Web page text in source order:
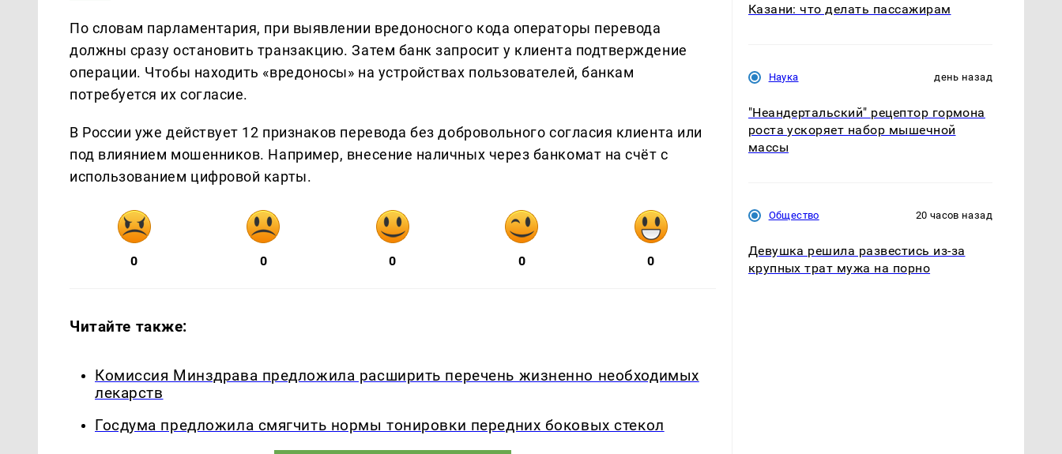
По словам парламентария, при выявлении вредоносного кода операторы перевода
должны сразу остановить транзакцию. Затем банк запросит у клиента подтверждение
операции. Чтобы находить «вредоносы» на устройствах пользователей, банкам
потребуется их согласие.
В России уже действует 12 признаков перевода без добровольного согласия клиента или
под влиянием мошенников. Например, внесение наличных через банкомат на счёт с
использованием цифровой карты.
0 0 0 0 0
Читайте также:
Комиссия Минздрава предложила расширить перечень жизненно необходимых
лекарств
Госдума предложила смягчить нормы тонировки передних боковых стекол
Казани: что делать пассажирам
Наука день назад
"Неандертальский" рецептор гормона
роста ускоряет набор мышечной
массы
Общество 20 часов назад
Девушка решила развестись из-за
крупных трат мужа на порно